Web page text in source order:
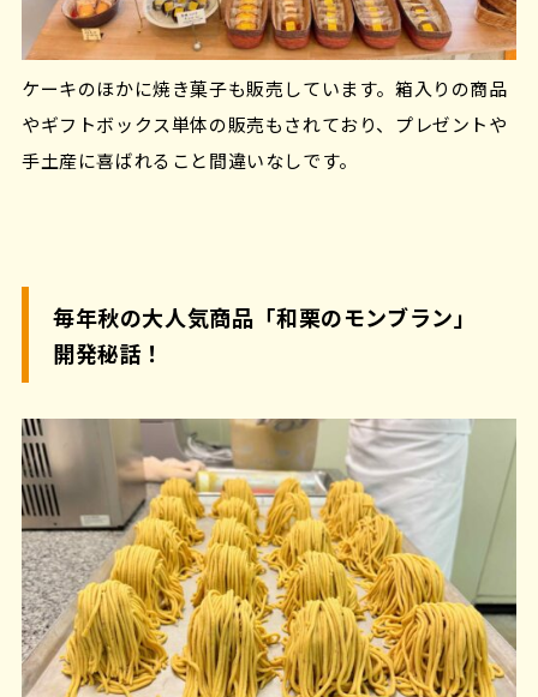
ケーキのほかに焼き菓子も販売しています。箱入りの商品
やギフトボックス単体の販売もされており、プレゼントや
手土産に喜ばれること間違いなしです。
毎年秋の大人気商品「和栗のモンブラン」
開発秘話！